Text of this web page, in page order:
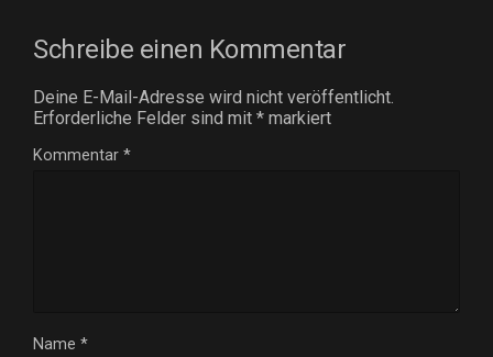
Schreibe einen Kommentar
Deine E-Mail-Adresse wird nicht veröffentlicht.
Erforderliche Felder sind mit * markiert
Kommentar *
Name *